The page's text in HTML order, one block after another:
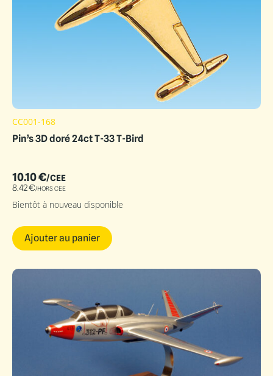
CC001-168
Pin’s 3D doré 24ct T-33 T-Bird
10.10€/CEE
8.42€/HORS CEE
Bientôt à nouveau disponible
Ajouter au panier